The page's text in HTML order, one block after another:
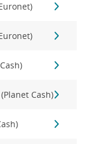
Cash)